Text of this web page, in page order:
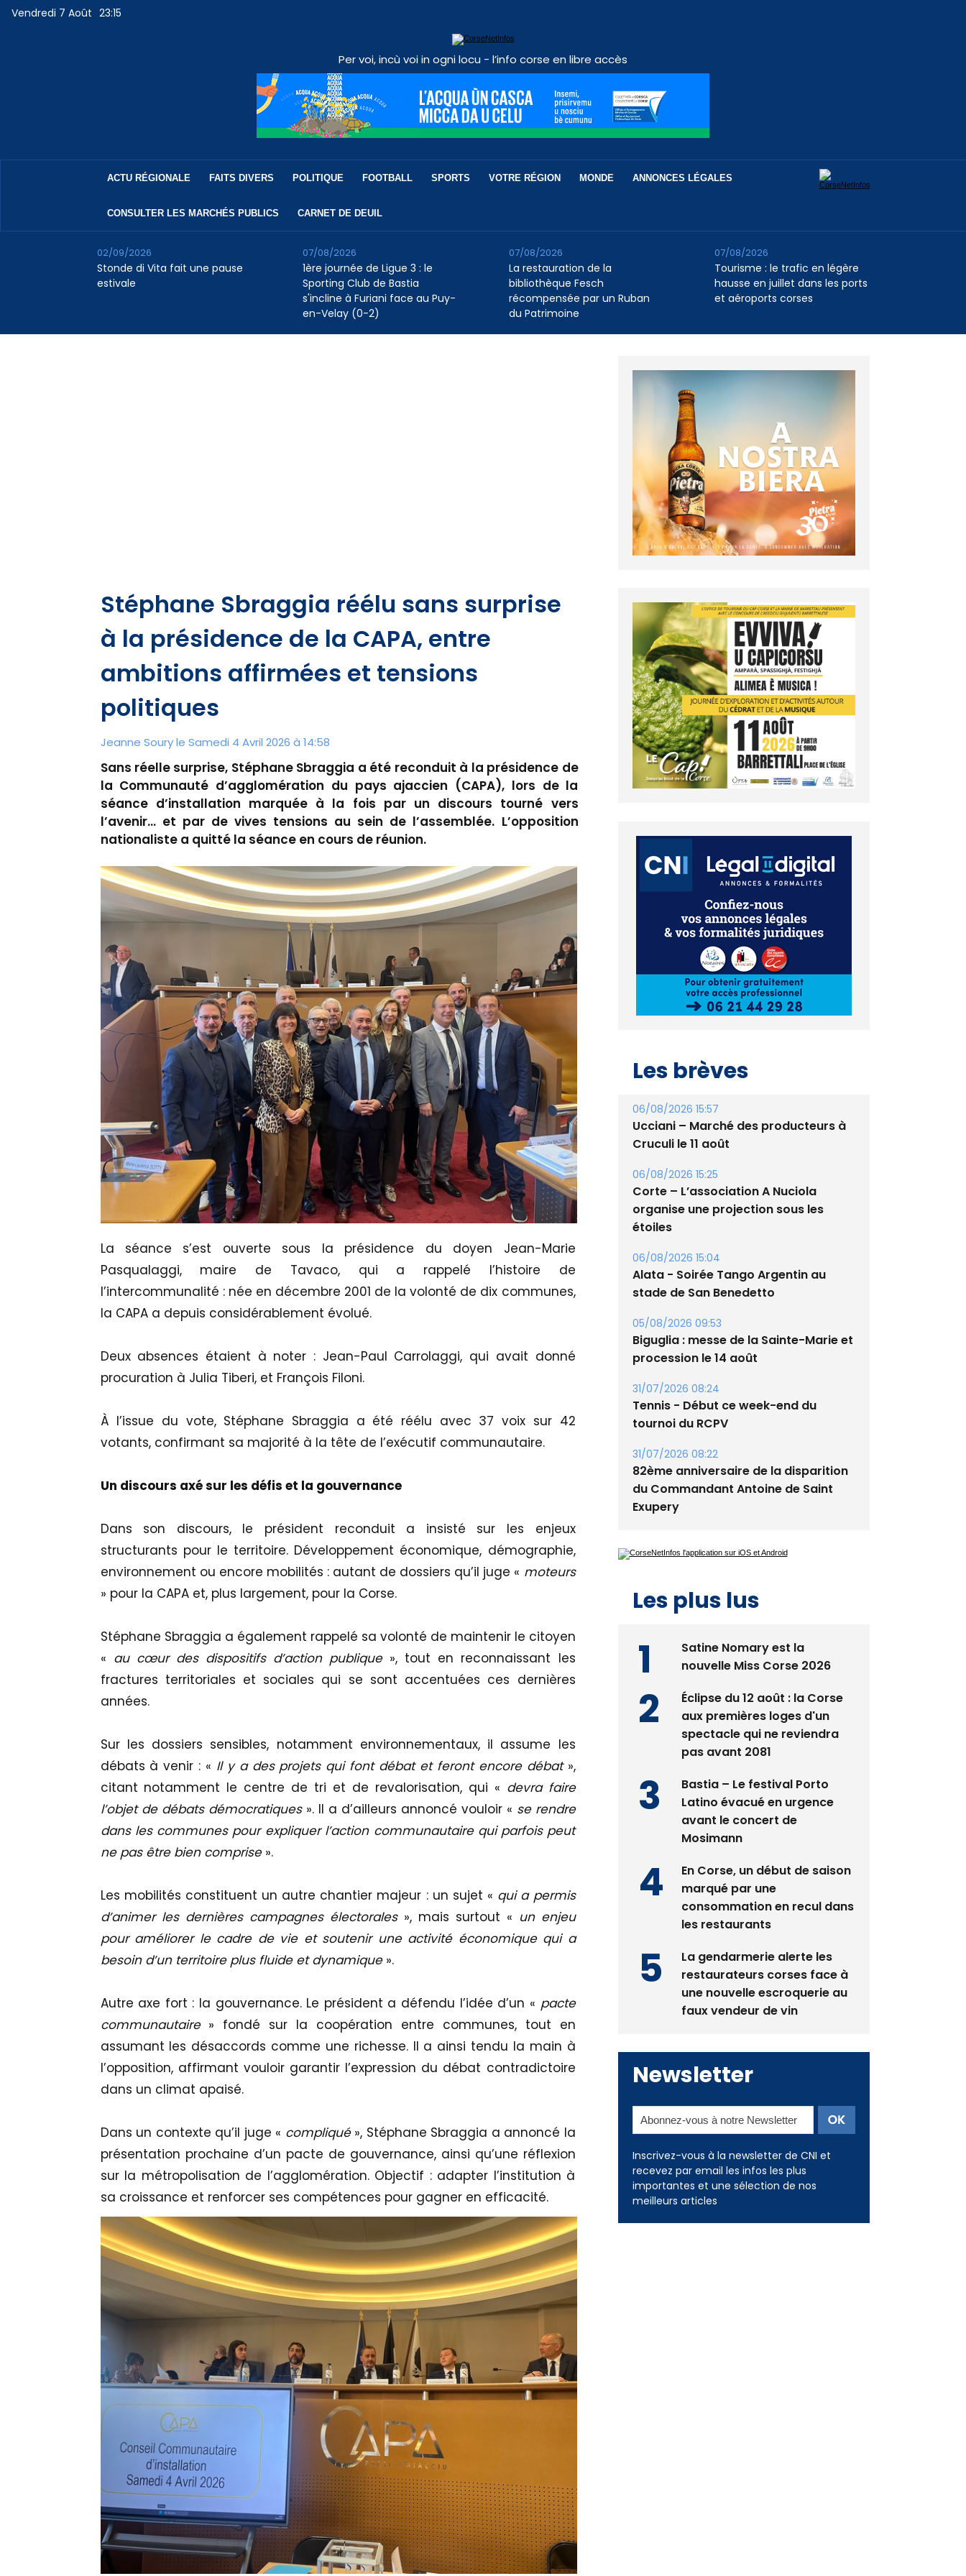
Vendredi 7 Août 23:15
Per voi, incù voi in ogni locu - l’info corse en libre accès
ACTU RÉGIONALE FAITS DIVERS POLITIQUE FOOTBALL SPORTS VOTRE RÉGION MONDE ANNONCES LÉGALES
CONSULTER LES MARCHÉS PUBLICS CARNET DE DEUIL
Stonde di Vita fait une pause
estivale
02/09/2026
1ère journée de Ligue 3 : le
Sporting Club de Bastia
s'incline à Furiani face au Puy-
en-Velay (0-2)
07/08/2026
La restauration de la
bibliothèque Fesch
récompensée par un Ruban
du Patrimoine
07/08/2026
Tourisme : le trafic en légère
hausse en juillet dans les ports
et aéroports corses
07/08/2026
Stéphane Sbraggia réélu sans surprise
à la présidence de la CAPA, entre
ambitions affirmées et tensions
politiques
Jeanne Soury le Samedi 4 Avril 2026 à 14:58
Sans réelle surprise, Stéphane Sbraggia a été reconduit à la présidence de
la Communauté d’agglomération du pays ajaccien (CAPA), lors de la
séance d’installation marquée à la fois par un discours tourné vers
l’avenir… et par de vives tensions au sein de l’assemblée. L’opposition
nationaliste a quitté la séance en cours de réunion.
La séance s’est ouverte sous la présidence du doyen Jean-Marie
Pasqualaggi, maire de Tavaco, qui a rappelé l’histoire de
l’intercommunalité : née en décembre 2001 de la volonté de dix communes,
la CAPA a depuis considérablement évolué.
Deux absences étaient à noter : Jean-Paul Carrolaggi, qui avait donné
procuration à Julia Tiberi, et François Filoni.
À l’issue du vote, Stéphane Sbraggia a été réélu avec 37 voix sur 42
votants, confirmant sa majorité à la tête de l’exécutif communautaire.
Un discours axé sur les défis et la gouvernance
Dans son discours, le président reconduit a insisté sur les enjeux
structurants pour le territoire. Développement économique, démographie,
environnement ou encore mobilités : autant de dossiers qu’il juge « moteurs
» pour la CAPA et, plus largement, pour la Corse.
Stéphane Sbraggia a également rappelé sa volonté de maintenir le citoyen
« au cœur des dispositifs d’action publique», tout en reconnaissant les
fractures territoriales et sociales qui se sont accentuées ces dernières
années.
Sur les dossiers sensibles, notamment environnementaux, il assume les
débats à venir : « Il y a des projets qui font débat et feront encore débat »,
citant notamment le centre de tri et de revalorisation, qui « devra faire
l’objet de débats démocratiques». Il a d’ailleurs annoncé vouloir « se rendre
dans les communes pour expliquer l’action communautaire qui parfois peut
ne pas être bien comprise».
Les mobilités constituent un autre chantier majeur : un sujet « qui a permis
d’animer les dernières campagnes électorales», mais surtout « un enjeu
pour améliorer le cadre de vie et soutenir une activité économique qui a
besoin d’un territoire plus fluide et dynamique».
Autre axe fort : la gouvernance. Le président a défendu l’idée d’un « pacte
communautaire » fondé sur la coopération entre communes, tout en
assumant les désaccords comme une richesse. Il a ainsi tendu la main à
l’opposition, affirmant vouloir garantir l’expression du débat contradictoire
dans un climat apaisé.
Dans un contexte qu’il juge « compliqué», Stéphane Sbraggia a annoncé la
présentation prochaine d’un pacte de gouvernance, ainsi qu’une réflexion
sur la métropolisation de l’agglomération. Objectif : adapter l’institution à
sa croissance et renforcer ses compétences pour gagner en efficacité.
06/08/2026 15:57
Cruculi le 11 août
06/08/2026 15:25
organise une projection sous les
étoiles
06/08/2026 15:04
stade de San Benedetto
05/08/2026 09:53
procession le 14 août
31/07/2026 08:24
tournoi du RCPV
31/07/2026 08:22
du Commandant Antoine de Saint
Exupery
Éclipse du 12 août : la Corse
spectacle qui ne reviendra
pas avant 2081
Bastia – Le festival Porto
avant le concert de
Mosimann
En Corse, un début de saison
consommation en recul dans
les restaurants
La gendarmerie alerte les
une nouvelle escroquerie au
faux vendeur de vin
Inscrivez-vous à la newsletter de CNI et
recevez par email les infos les plus
importantes et une sélection de nos
meilleurs articles